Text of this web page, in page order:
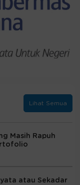
Lihat Semua
Masih Rapuh
atau Sekadar